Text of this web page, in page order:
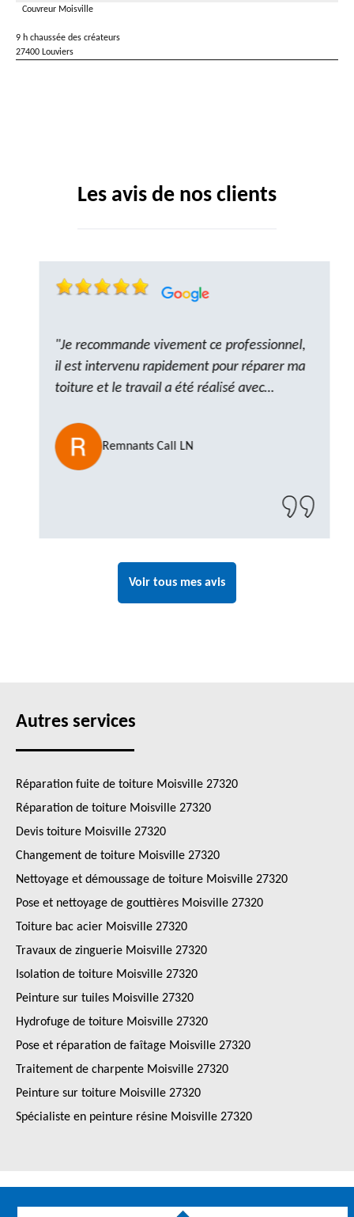
Couvreur Moisville
9 h chaussée des créateurs
27400 Louviers
Les avis de nos clients
"Je recommande vivement ce professionnel,
il est intervenu rapidement pour réparer ma
toiture et le travail a été réalisé avec
ponctuel et à l’écoute, le résultat est
impeccable et le chantier a été laissé propre.
Un artisan de confiance que je n’hésiterai pas
Remnants Call LN
Voir tous mes avis
Autres services
Réparation fuite de toiture Moisville 27320
Réparation de toiture Moisville 27320
Devis toiture Moisville 27320
Changement de toiture Moisville 27320
Nettoyage et démoussage de toiture Moisville 27320
Pose et nettoyage de gouttières Moisville 27320
Toiture bac acier Moisville 27320
Travaux de zinguerie Moisville 27320
Isolation de toiture Moisville 27320
Peinture sur tuiles Moisville 27320
Hydrofuge de toiture Moisville 27320
Pose et réparation de faîtage Moisville 27320
Traitement de charpente Moisville 27320
Peinture sur toiture Moisville 27320
Spécialiste en peinture résine Moisville 27320